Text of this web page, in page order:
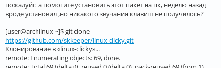
и
пожалуйста помогите установить этот пакет на пк, неделю назад
вроде установил ,но никакого звучания клавиш не получилось?
[user@archlinux ~]$ git clone
https://github.com/skkeeper/linux-clicky.git
Клонирование в «linux-clicky»...
remote: Enumerating objects: 69, done.